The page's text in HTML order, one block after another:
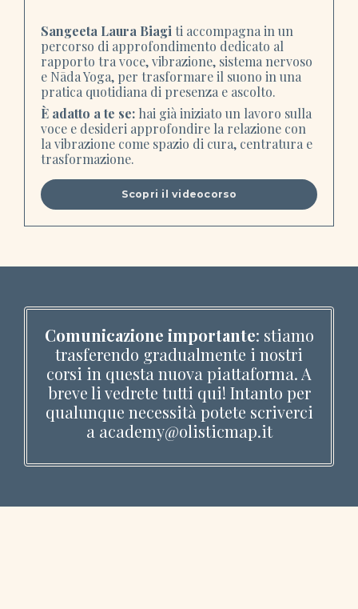
Sangeeta Laura Biagi ti accompagna in un
percorso di approfondimento dedicato al
rapporto tra voce, vibrazione, sistema nervoso
e Nāda Yoga, per trasformare il suono in una
pratica quotidiana di presenza e ascolto.
È adatto a te se: hai già iniziato un lavoro sulla
voce e desideri approfondire la relazione con
la vibrazione come spazio di cura, centratura e
trasformazione.
Scopri il videocorso
Comunicazione importante: stiamo
trasferendo gradualmente i nostri
corsi in questa nuova piattaforma. A
breve li vedrete tutti qui! Intanto per
qualunque necessità potete scriverci
a academy@olisticmap.it